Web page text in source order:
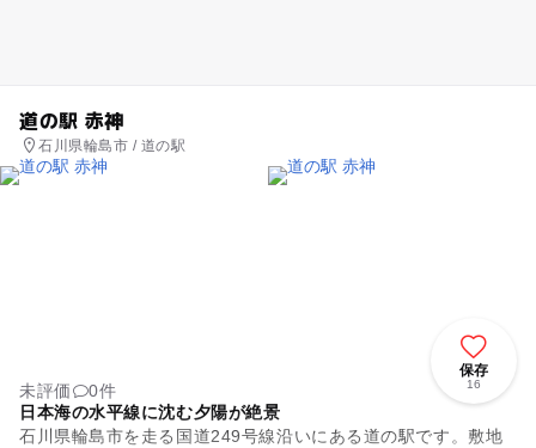
道の駅 赤神
石川県輪島市 / 道の駅
保存
16
未評価
0件
日本海の水平線に沈む夕陽が絶景
石川県輪島市を走る国道249号線沿いにある道の駅です。敷地